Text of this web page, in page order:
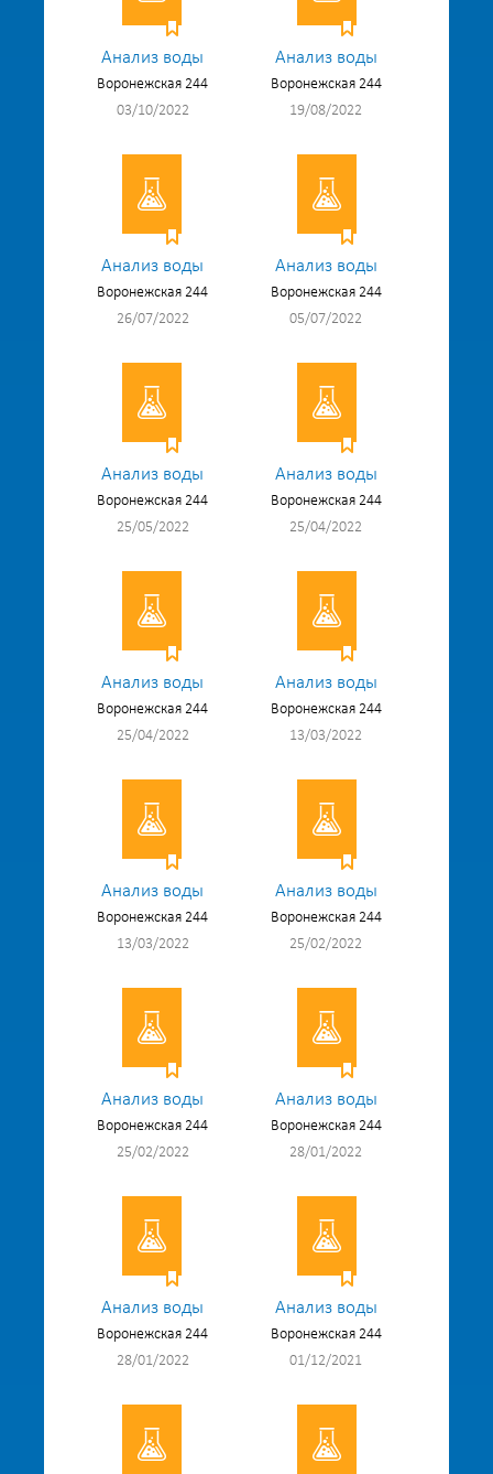
Анализ воды
Воронежская 244
03/10/2022
Анализ воды
Воронежская 244
19/08/2022
Анализ воды
Воронежская 244
26/07/2022
Анализ воды
Воронежская 244
05/07/2022
Анализ воды
Воронежская 244
25/05/2022
Анализ воды
Воронежская 244
25/04/2022
Анализ воды
Воронежская 244
25/04/2022
Анализ воды
Воронежская 244
13/03/2022
Анализ воды
Воронежская 244
13/03/2022
Анализ воды
Воронежская 244
25/02/2022
Анализ воды
Воронежская 244
25/02/2022
Анализ воды
Воронежская 244
28/01/2022
Анализ воды
Воронежская 244
28/01/2022
Анализ воды
Воронежская 244
01/12/2021